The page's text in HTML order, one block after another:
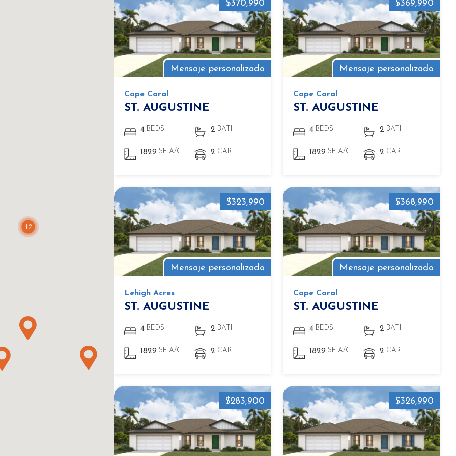
12
Mensaje personalizado
$370,990
Cape Coral
ST. AUGUSTINE
4 BEDS 2 BATH
1829 SF A/C 2 CAR
Mensaje personalizado
$369,990
Cape Coral
ST. AUGUSTINE
4 BEDS 2 BATH
1829 SF A/C 2 CAR
Mensaje personalizado
$323,990
Lehigh Acres
ST. AUGUSTINE
4 BEDS 2 BATH
1829 SF A/C 2 CAR
Mensaje personalizado
$368,990
Cape Coral
ST. AUGUSTINE
4 BEDS 2 BATH
1829 SF A/C 2 CAR
$283,900 $326,990